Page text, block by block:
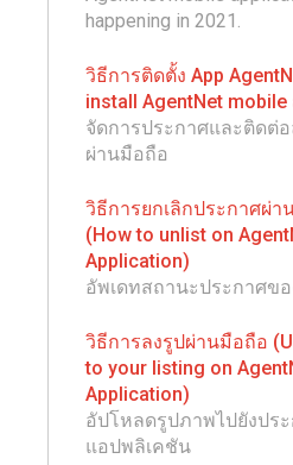
happening in 2021.
วิธีการติดตั้ง App
install AgentNet
จัดการประกาศและติดต่
ผ่านมือถือ
วิธีการยกเลิกประกาศผ่
(How to unlist on
Application)
อัพเดทสถานะประกาศข
วิธีการลงรูปผ่านมือถือ
to your listing on
Application)
อัปโหลดรูปภาพไปยังปร
แอปพลิเคชัน